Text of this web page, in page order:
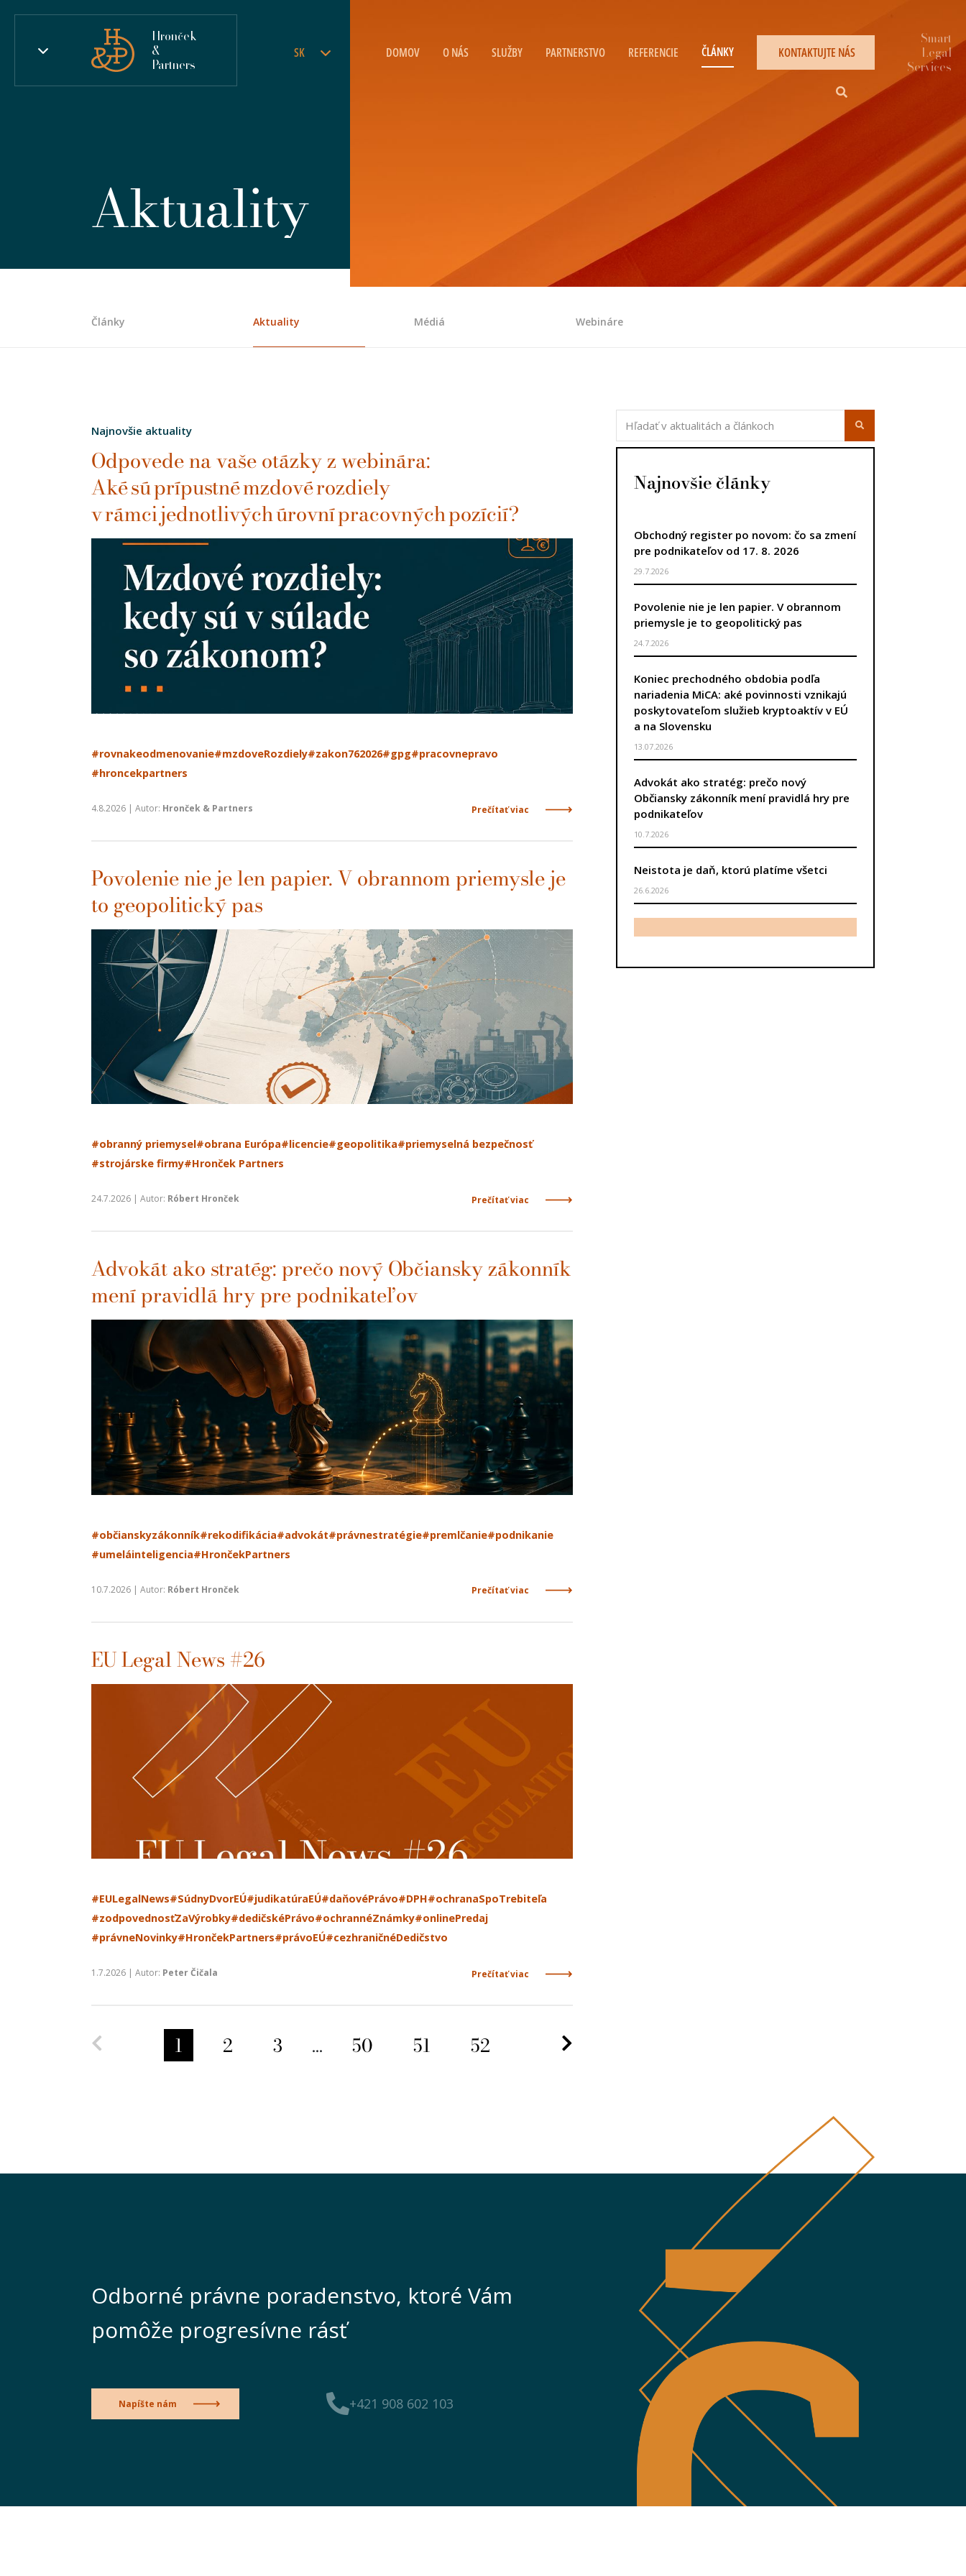
Hronček
&
Partners
SK DOMOV O NÁS SLUŽBY PARTNERSTVO REFERENCIE ČLÁNKY KONTAKTUJTE NÁS
Aktuality
Články Aktuality Médiá Webináre
Najnovšie aktuality
Odpovede na vaše otázky z webinára:
Aké sú prípustné mzdové rozdiely
v rámci jednotlivých úrovní pracovných pozícií?
#rovnakeodmenovanie#mzdoveRozdiely#zakon762026#gpg#pracovnepravo
#hroncekpartners
4.8.2026 | Autor: Hronček & Partners Prečítať viac
Povolenie nie je len papier. V obrannom priemysle je
to geopolitický pas
#obranný priemysel#obrana Európa#licencie#geopolitika#priemyselná bezpečnosť
#strojárske firmy#Hronček Partners
24.7.2026 | Autor: Róbert Hronček Prečítať viac
Advokát ako stratég: prečo nový Občiansky zákonník
mení pravidlá hry pre podnikateľov
#občianskyzákonník#rekodifikácia#advokát#právnestratégie#premlčanie#podnikanie
#umeláinteligencia#HrončekPartners
10.7.2026 | Autor: Róbert Hronček Prečítať viac
EU Legal News #26
#EULegalNews#SúdnyDvorEÚ#judikatúraEÚ#daňovéPrávo#DPH#ochranaSpoTrebiteľa
#zodpovednosťZaVýrobky#dedičskéPrávo#ochrannéZnámky#onlinePredaj
#právneNovinky#HrončekPartners#právoEÚ#cezhraničnéDedičstvo
1.7.2026 | Autor: Peter Čičala Prečítať viac
Predchádzajúca strana
1 2 3 ... 50 51 52
Najnovšie články
Obchodný register po novom: čo sa zmení
pre podnikateľov od 17. 8. 2026
29.7.2026
Povolenie nie je len papier. V obrannom
priemysle je to geopolitický pas
24.7.2026
Koniec prechodného obdobia podľa
nariadenia MiCA: aké povinnosti vznikajú
poskytovateľom služieb kryptoaktív v EÚ
a na Slovensku
13.07.2026
Advokát ako stratég: prečo nový
Občiansky zákonník mení pravidlá hry pre
podnikateľov
10.7.2026
Neistota je daň, ktorú platíme všetci
26.6.2026
Odborné právne poradenstvo, ktoré Vám
pomôže progresívne rásť
+421 908 602 103
Napíšte nám